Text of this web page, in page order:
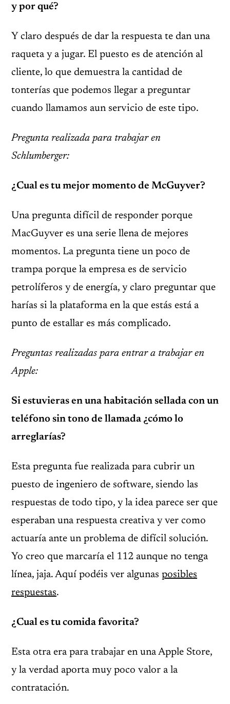
y por qué?
Y claro después de dar la respuesta te dan una
raqueta y a jugar. El puesto es de atención al
cliente, lo que demuestra la cantidad de
tonterías que podemos llegar a preguntar
cuando llamamos aun servicio de este tipo.
Pregunta realizada para trabajar en
Schlumberger:
¿Cual es tu mejor momento de McGuyver?
Una pregunta difícil de responder porque
MacGuyver es una serie llena de mejores
momentos. La pregunta tiene un poco de
trampa porque la empresa es de servicio
petrolíferos y de energía, y claro preguntar que
harías si la plataforma en la que estás está a
punto de estallar es más complicado.
Preguntas realizadas para entrar a trabajar en
Apple:
Si estuvieras en una habitación sellada con un
teléfono sin tono de llamada ¿cómo lo
arreglarías?
Esta pregunta fue realizada para cubrir un
puesto de ingeniero de software, siendo las
respuestas de todo tipo, y la idea parece ser que
esperaban una respuesta creativa y ver como
actuaría ante un problema de difícil solución.
Yo creo que marcaría el 112 aunque no tenga
línea, jaja. Aquí podéis ver algunas posibles
respuestas.
¿Cual es tu comida favorita?
Esta otra era para trabajar en una Apple Store,
y la verdad aporta muy poco valor a la
contratación.